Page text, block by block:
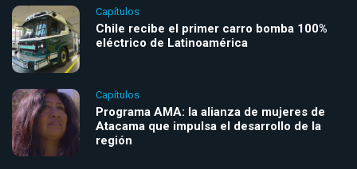
Capítulos
Chile recibe el primer carro bomba 100%
eléctrico de Latinoamérica
Capítulos
Programa AMA: la alianza de mujeres de
Atacama que impulsa el desarrollo de la
región